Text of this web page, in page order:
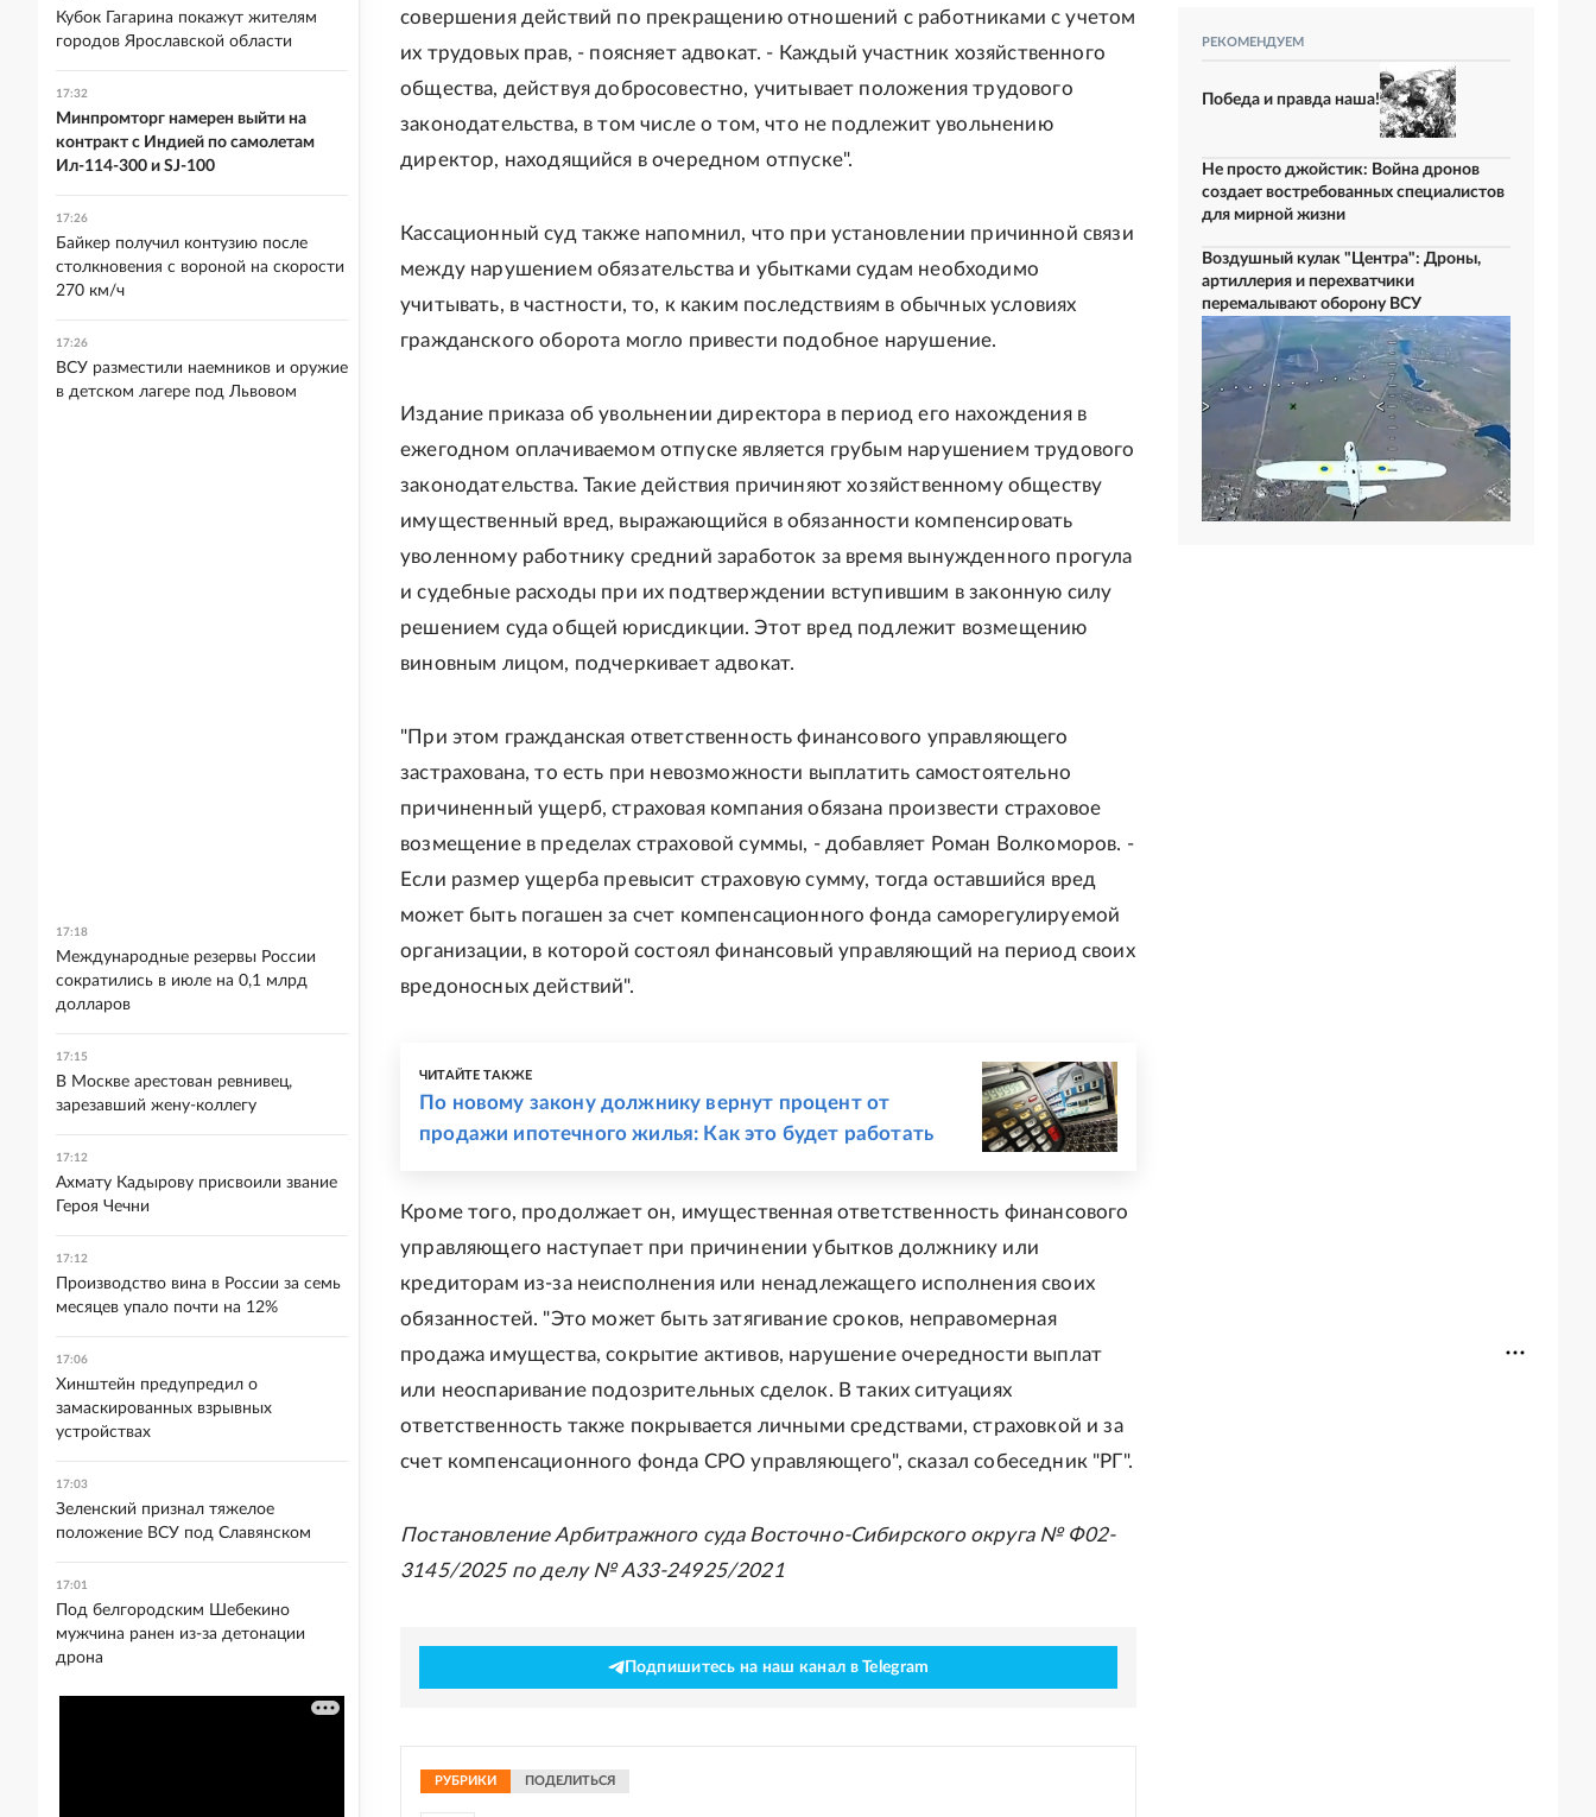
совершения действий по прекращению отношений с работниками с учетом
их трудовых прав, - поясняет адвокат. - Каждый участник хозяйственного
общества, действуя добросовестно, учитывает положения трудового
законодательства, в том числе о том, что не подлежит увольнению
директор, находящийся в очередном отпуске".
Кассационный суд также напомнил, что при установлении причинной связи
между нарушением обязательства и убытками судам необходимо
учитывать, в частности, то, к каким последствиям в обычных условиях
гражданского оборота могло привести подобное нарушение.
Издание приказа об увольнении директора в период его нахождения в
ежегодном оплачиваемом отпуске является грубым нарушением трудового
законодательства. Такие действия причиняют хозяйственному обществу
имущественный вред, выражающийся в обязанности компенсировать
уволенному работнику средний заработок за время вынужденного прогула
и судебные расходы при их подтверждении вступившим в законную силу
решением суда общей юрисдикции. Этот вред подлежит возмещению
виновным лицом, подчеркивает адвокат.
"При этом гражданская ответственность финансового управляющего
застрахована, то есть при невозможности выплатить самостоятельно
причиненный ущерб, страховая компания обязана произвести страховое
возмещение в пределах страховой суммы, - добавляет Роман Волкоморов. -
Если размер ущерба превысит страховую сумму, тогда оставшийся вред
может быть погашен за счет компенсационного фонда саморегулируемой
организации, в которой состоял финансовый управляющий на период своих
вредоносных действий".
ЧИТАЙТЕ ТАКЖЕ
По новому закону должнику вернут процент от
продажи ипотечного жилья: Как это будет работать
Кроме того, продолжает он, имущественная ответственность финансового
управляющего наступает при причинении убытков должнику или
кредиторам из-за неисполнения или ненадлежащего исполнения своих
обязанностей. "Это может быть затягивание сроков, неправомерная
продажа имущества, сокрытие активов, нарушение очередности выплат
или неоспаривание подозрительных сделок. В таких ситуациях
ответственность также покрывается личными средствами, страховкой и за
счет компенсационного фонда СРО управляющего", сказал собеседник "РГ".
Постановление Арбитражного суда Восточно-Сибирского округа № Ф02-
3145/2025 по делу № А33-24925/2021
Подпишитесь на наш канал в Telegram
РУБРИКИ ПОДЕЛИТЬСЯ
РЕКОМЕНДУЕМ
Победа и правда наша!
Не просто джойстик: Война дронов
создает востребованных специалистов
для мирной жизни
Воздушный кулак "Центра": Дроны,
артиллерия и перехватчики
перемалывают оборону ВСУ
Кубок Гагарина покажут жителям
городов Ярославской области
17:32
Минпромторг намерен выйти на
контракт с Индией по самолетам
Ил-114-300 и SJ-100
17:26
Байкер получил контузию после
столкновения с вороной на скорости
270 км/ч
17:26
ВСУ разместили наемников и оружие
в детском лагере под Львовом
17:18
Международные резервы России
сократились в июле на 0,1 млрд
долларов
17:15
В Москве арестован ревнивец,
зарезавший жену-коллегу
17:12
Ахмату Кадырову присвоили звание
Героя Чечни
17:12
Производство вина в России за семь
месяцев упало почти на 12%
17:06
Хинштейн предупредил о
замаскированных взрывных
устройствах
17:03
Зеленский признал тяжелое
положение ВСУ под Славянском
17:01
Под белгородским Шебекино
мужчина ранен из-за детонации
дрона